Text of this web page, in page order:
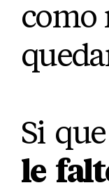
como
Si
le